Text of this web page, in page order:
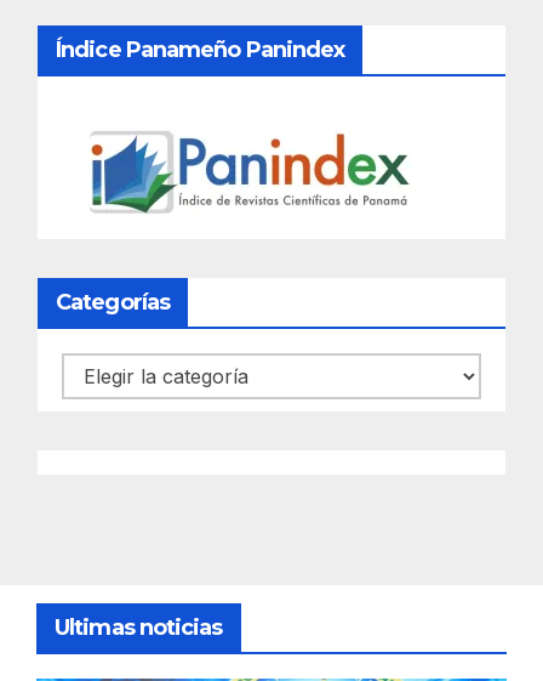
Índice Panameño Panindex
Categorías
Categorías
Ultimas noticias